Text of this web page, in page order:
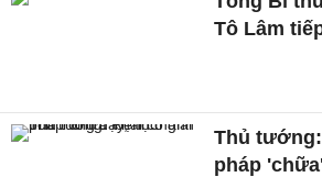
Tô Lâm
Thủ
pháp